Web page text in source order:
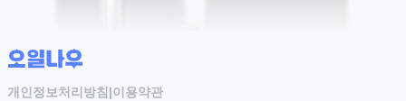
개인정보처리방침 |이용약관